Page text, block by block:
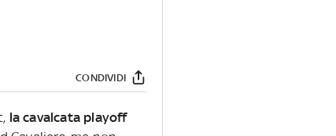
CONDIVIDI
la cavalcata playoff